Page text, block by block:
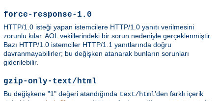
force-response-1.0
HTTP/1.0 isteği yapan istemcilere HTTP/1.0 yanıtı verilmesini
zorunlu kılar. AOL vekillerindeki bir sorun nedeniyle gerçeklenmiştir.
Bazı HTTP/1.0 istemciler HTTP/1.1 yanıtlarında doğru
davranmayabilirler; bu değişken atanarak bunların sorunları
giderilebilir.
gzip-only-text/html
Bu değişkene "1" değeri atandığında text/html'den farklı içerik